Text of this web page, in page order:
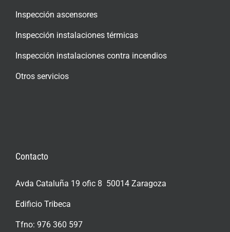
Inspección ascensores
Inspección instalaciones térmicas
Inspección instalaciones contra incendios
Otros servicios
Contacto
Avda Cataluña 19 ofic 8 50014 Zaragoza
Edificio Tribeca
Tfno: 976 360 597